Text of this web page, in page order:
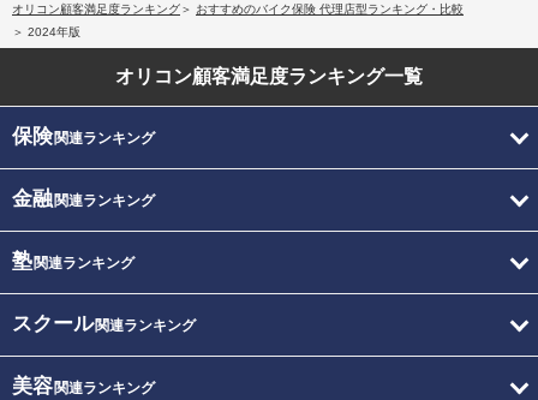
オリコン顧客満足度ランキング
おすすめのバイク保険 代理店型ランキング・比較
2024年版
オリコン顧客満足度ランキング一覧
保険関連ランキング
金融関連ランキング
塾関連ランキング
スクール関連ランキング
美容関連ランキング